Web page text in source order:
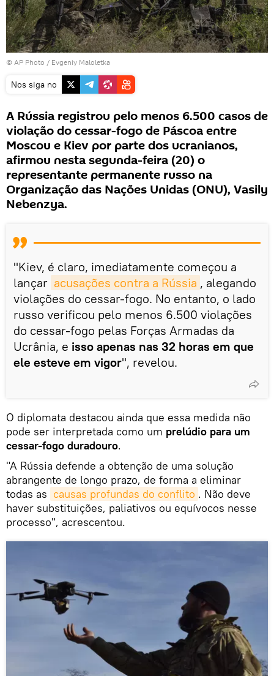
© AP Photo / Evgeniy Maloletka
Nos siga no
A Rússia registrou pelo menos 6.500 casos de
violação do cessar-fogo de Páscoa entre
Moscou e Kiev por parte dos ucranianos,
afirmou nesta segunda-feira (20) o
representante permanente russo na
Organização das Nações Unidas (ONU), Vasily
Nebenzya.
"Kiev, é claro, imediatamente começou a
lançar acusações contra a Rússia , alegando
violações do cessar-fogo. No entanto, o lado
russo verificou pelo menos 6.500 violações
do cessar-fogo pelas Forças Armadas da
Ucrânia, e isso apenas nas 32 horas em que
ele esteve em vigor", revelou.
O diplomata destacou ainda que essa medida não
pode ser interpretada como um prelúdio para um
cessar-fogo duradouro.
"A Rússia defende a obtenção de uma solução
abrangente de longo prazo, de forma a eliminar
todas as causas profundas do conflito . Não deve
haver substituições, paliativos ou equívocos nesse
processo", acrescentou.